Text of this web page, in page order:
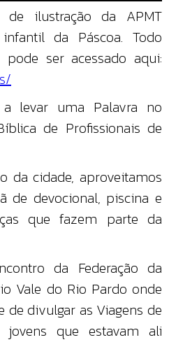
ilustração da APMT
da Páscoa. Todo
ser acessado aqui:
levar uma Palavra no
de Profissionais de
da cidade, aproveitamos
de devocional, piscina e
que fazem parte da
da Federação da
Vale do Rio Pardo onde
divulgar as Viagens de
que estavam ali